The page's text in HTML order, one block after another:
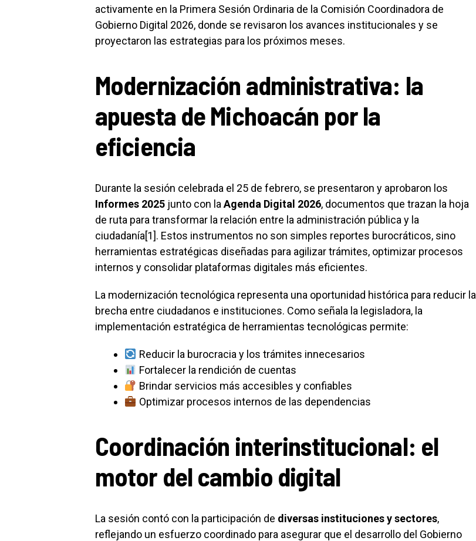
activamente en la Primera Sesión Ordinaria de la Comisión Coordinadora de
Gobierno Digital 2026, donde se revisaron los avances institucionales y se
proyectaron las estrategias para los próximos meses.
Modernización administrativa: la
apuesta de Michoacán por la
eficiencia
Durante la sesión celebrada el 25 de febrero, se presentaron y aprobaron los
Informes 2025 junto con la Agenda Digital 2026, documentos que trazan la hoja
de ruta para transformar la relación entre la administración pública y la
ciudadanía[1]. Estos instrumentos no son simples reportes burocráticos, sino
herramientas estratégicas diseñadas para agilizar trámites, optimizar procesos
internos y consolidar plataformas digitales más eficientes.
La modernización tecnológica representa una oportunidad histórica para reducir la
brecha entre ciudadanos e instituciones. Como señala la legisladora, la
implementación estratégica de herramientas tecnológicas permite:
Reducir la burocracia y los trámites innecesarios
Fortalecer la rendición de cuentas
Brindar servicios más accesibles y confiables
Optimizar procesos internos de las dependencias
Coordinación interinstitucional: el
motor del cambio digital
La sesión contó con la participación de diversas instituciones y sectores,
reflejando un esfuerzo coordinado para asegurar que el desarrollo del Gobierno